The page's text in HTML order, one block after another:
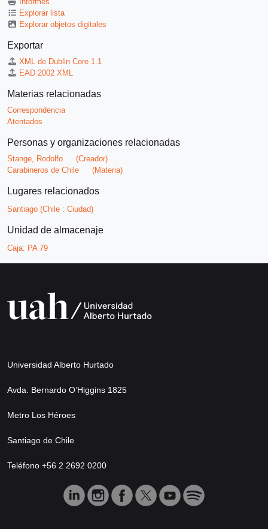
Explorar lista
Explorar objetos digitales
Exportar
XML de Dublin Core 1.1
EAD 2002 XML
Materias relacionadas
Correspondencia
Atentados
Personas y organizaciones relacionadas
Stange, Rodolfo
(Creador)
Carabineros de Chile
(Materia)
Lugares relacionados
Santiago (Chile : Ciudad)
Unidad de almacenaje
Caja: PA 79
Universidad Alberto Hurtado
Avda. Bernardo O’Higgins 1825
Metro Los Héroes
Santiago de Chile
Teléfono +56 2 2692 0200